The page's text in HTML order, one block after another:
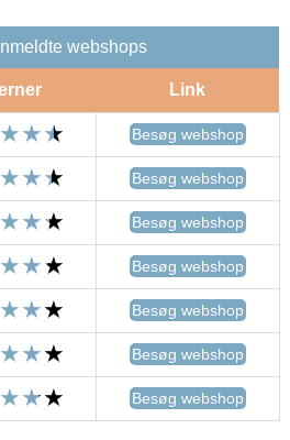
webshops
Link
Besøg webshop
Besøg webshop
Besøg webshop
Besøg webshop
Besøg webshop
Besøg webshop
Besøg webshop